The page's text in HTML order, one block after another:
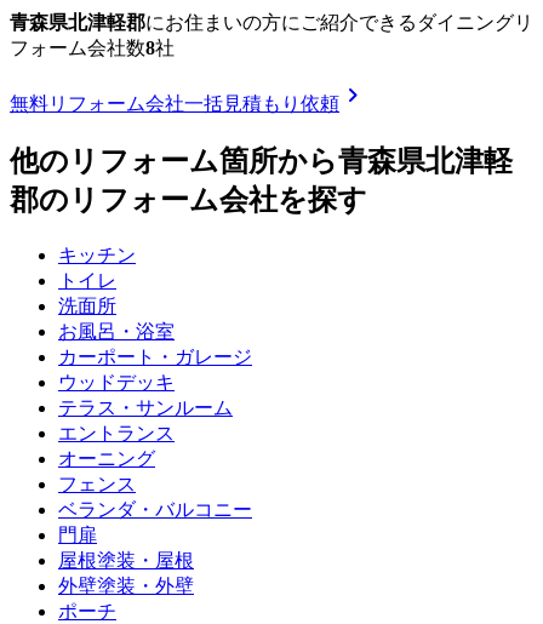
青森県北津軽郡にお住まいの方にご紹介できる ダイニングリ
フォーム会社数8社
無料リフォーム会社一括見積もり依頼 chevron_right
他のリフォーム箇所から青森県北津軽
郡のリフォーム会社を探す
キッチン
トイレ
洗面所
お風呂・浴室
カーポート・ガレージ
ウッドデッキ
テラス・サンルーム
エントランス
オーニング
フェンス
ベランダ・バルコニー
門扉
屋根塗装・屋根
外壁塗装・外壁
ポーチ